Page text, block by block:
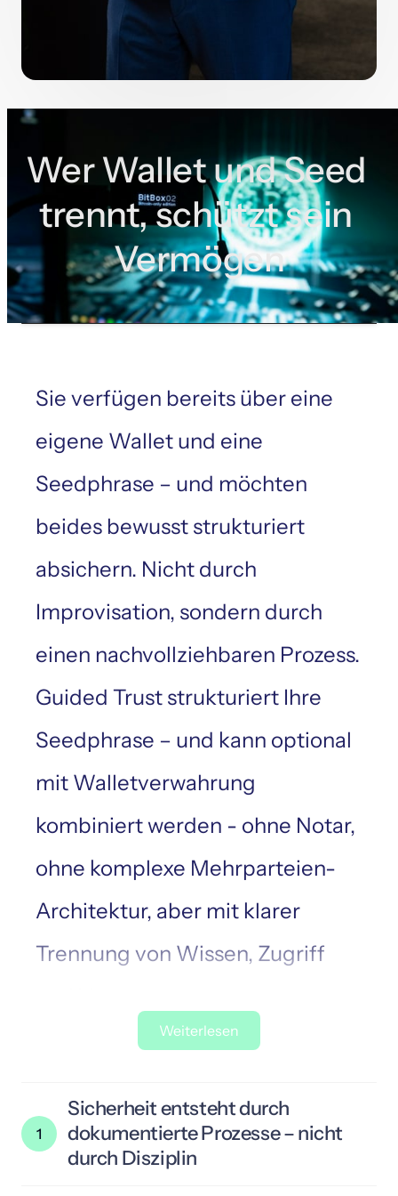
Wer Wallet und Seed
trennt, schützt sein
Vermögen
Sie verfügen bereits über eine
eigene Wallet und eine
Seedphrase – und möchten
beides bewusst strukturiert
absichern. Nicht durch
Improvisation, sondern durch
einen nachvollziehbaren Prozess.
Guided Trust strukturiert Ihre
Seedphrase – und kann optional
mit Walletverwahrung
kombiniert werden - ohne Notar,
ohne komplexe Mehrparteien-
Architektur, aber mit klarer
Trennung von Wissen, Zugriff
Weiterlesen
1
Sicherheit entsteht durch
dokumentierte Prozesse – nicht
durch Disziplin